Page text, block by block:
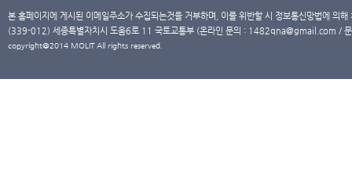
본 홈페이지에 게시된 이메일주소가 수집되는것을 거부하며, 이를 위반할 시 정보통신망법에 의
(339-012) 세종특별자치시 도움6로 11 국토교통부 (온라인 문의 : 1482qna@gmail.com /
copyright@2014 MOLIT All rights reserved.